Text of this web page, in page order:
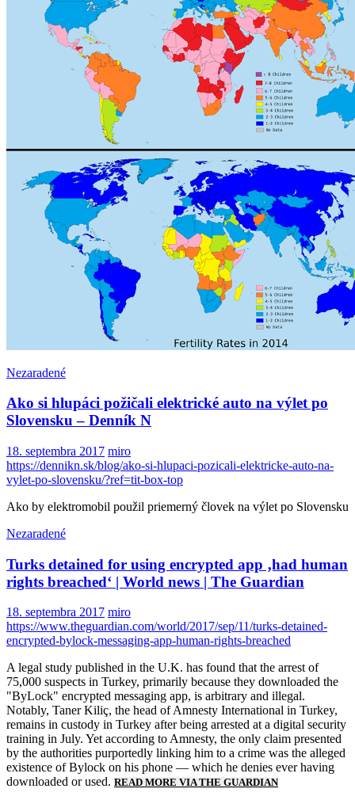
Nezaradené
Ako si hlupáci požičali elektrické auto na výlet po
Slovensku – Denník N
18. septembra 2017 miro
https://dennikn.sk/blog/ako-si-hlupaci-pozicali-elektricke-auto-na-
vylet-po-slovensku/?ref=tit-box-top
Ako by elektromobil použil priemerný človek na výlet po Slovensku
Nezaradené
Turks detained for using encrypted app ‚had human
rights breached‘ | World news | The Guardian
18. septembra 2017 miro
https://www.theguardian.com/world/2017/sep/11/turks-detained-
encrypted-bylock-messaging-app-human-rights-breached
A legal study published in the U.K. has found that the arrest of
75,000 suspects in Turkey, primarily because they downloaded the
"ByLock" encrypted messaging app, is arbitrary and illegal.
Notably, Taner Kiliç, the head of Amnesty International in Turkey,
remains in custody in Turkey after being arrested at a digital security
training in July. Yet according to Amnesty, the only claim presented
by the authorities purportedly linking him to a crime was the alleged
existence of Bylock on his phone — which he denies ever having
downloaded or used. READ MORE VIA THE GUARDIAN